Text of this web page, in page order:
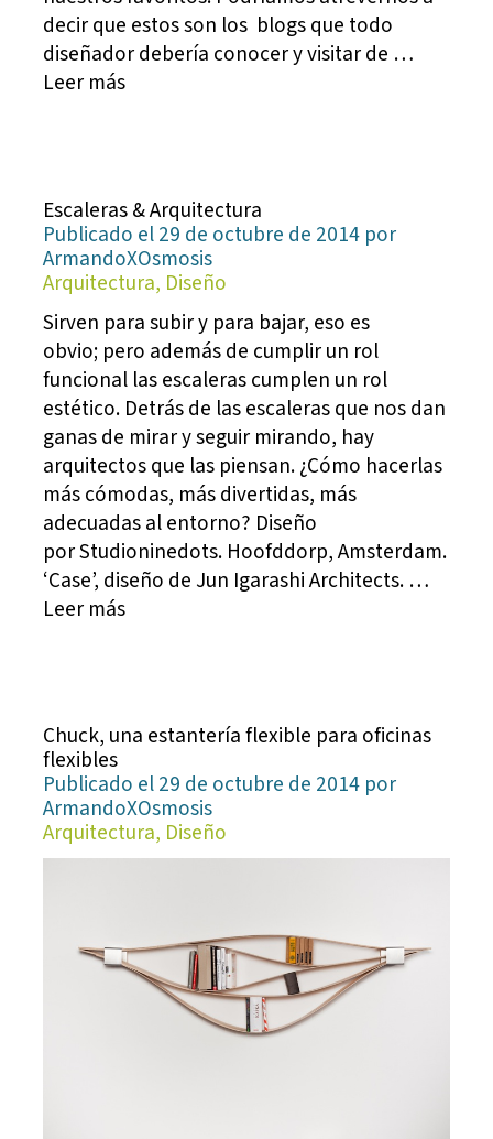
decir que estos son los blogs que todo
diseñador debería conocer y visitar de …
Leer más
Escaleras & Arquitectura
Publicado el 29 de octubre de 2014 por
ArmandoXOsmosis
Arquitectura, Diseño
Sirven para subir y para bajar, eso es
obvio; pero además de cumplir un rol
funcional las escaleras cumplen un rol
estético. Detrás de las escaleras que nos dan
ganas de mirar y seguir mirando, hay
arquitectos que las piensan. ¿Cómo hacerlas
más cómodas, más divertidas, más
adecuadas al entorno? Diseño
por Studioninedots. Hoofddorp, Amsterdam.
‘Case’, diseño de Jun Igarashi Architects. …
Leer más
Chuck, una estantería flexible para oficinas
flexibles
Publicado el 29 de octubre de 2014 por
ArmandoXOsmosis
Arquitectura, Diseño